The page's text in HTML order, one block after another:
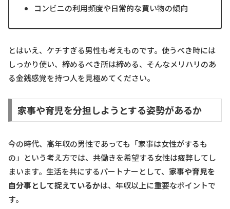
コンビニの利用頻度や日常的な買い物の傾向
とはいえ、ケチすぎる男性も考えものです。使うべき時には
しっかり使い、締めるべき所は締める、そんなメリハリのあ
る金銭感覚を持つ人を見極めてください。
家事や育児を分担しようとする姿勢があるか
今の時代、高年収の男性であっても「家事は女性がするも
の」という考え方では、共働きを希望する女性は疲弊してし
まいます。生活を共にするパートナーとして、 家事や育児を
自分事として捉えているかは、年収以上に重要なポイントで
す。